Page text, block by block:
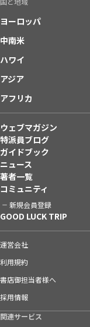
ヨーロッパ
中南米
ハワイ
アジア
アフリカ
ウェブマガジン
特派員ブログ
ガイドブック
ニュース
著者一覧
コミュニティ
新規会員登録
GOOD LUCK TRIP
運営会社
利用規約
書店御担当者様へ
採用情報
関連サービス